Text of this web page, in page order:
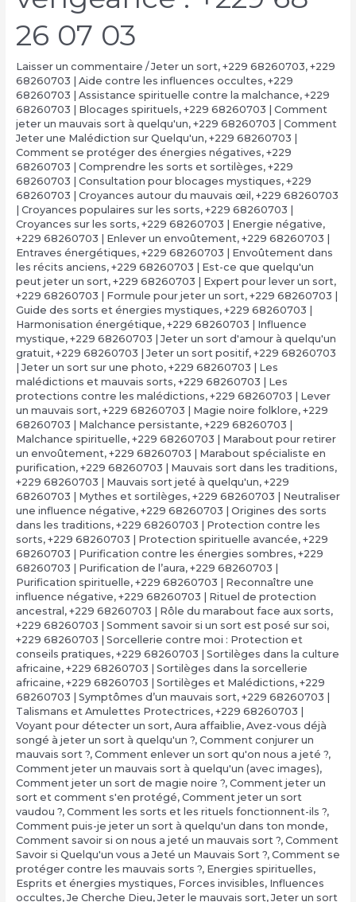
26 07 03
Laisser un commentaire /Jeter un sort, +229 68260703, +229
68260703 | Aide contre les influences occultes, +229
68260703 | Assistance spirituelle contre la malchance, +229
68260703 | Blocages spirituels, +229 68260703 | Comment
jeter un mauvais sort à quelqu'un, +229 68260703 | Comment
Jeter une Malédiction sur Quelqu'un, +229 68260703 |
Comment se protéger des énergies négatives, +229
68260703 | Comprendre les sorts et sortilèges, +229
68260703 | Consultation pour blocages mystiques, +229
68260703 | Croyances autour du mauvais œil , +229 68260703
| Croyances populaires sur les sorts, +229 68260703 |
Croyances sur les sorts, +229 68260703 | Energie négative,
+229 68260703 | Enlever un envoûtement, +229 68260703 |
Entraves énergétiques, +229 68260703 | Envoûtement dans
les récits anciens, +229 68260703 | Est-ce que quelqu'un
peut jeter un sort, +229 68260703 | Expert pour lever un sort,
+229 68260703 | Formule pour jeter un sort, +229 68260703 |
Guide des sorts et énergies mystiques, +229 68260703 |
Harmonisation énergétique, +229 68260703 | Influence
mystique, +229 68260703 | Jeter un sort d'amour à quelqu'un
gratuit, +229 68260703 | Jeter un sort positif, +229 68260703
| Jeter un sort sur une photo, +229 68260703 | Les
malédictions et mauvais sorts, +229 68260703 | Les
protections contre les malédictions, +229 68260703 | Lever
un mauvais sort, +229 68260703 | Magie noire folklore, +229
68260703 | Malchance persistante, +229 68260703 |
Malchance spirituelle, +229 68260703 | Marabout pour retirer
un envoûtement, +229 68260703 | Marabout spécialiste en
purification, +229 68260703 | Mauvais sort dans les traditions,
+229 68260703 | Mauvais sort jeté à quelqu'un, +229
68260703 | Mythes et sortilèges, +229 68260703 | Neutraliser
une influence négative, +229 68260703 | Origines des sorts
dans les traditions, +229 68260703 | Protection contre les
sorts, +229 68260703 | Protection spirituelle avancée, +229
68260703 | Purification contre les énergies sombres, +229
68260703 | Purification de l’aura, +229 68260703 |
Purification spirituelle, +229 68260703 | Reconnaître une
influence négative, +229 68260703 | Rituel de protection
ancestral , +229 68260703 | Rôle du marabout face aux sorts,
+229 68260703 | Somment savoir si un sort est posé sur soi,
+229 68260703 | Sorcellerie contre moi : Protection et
conseils pratiques, +229 68260703 | Sortilèges dans la culture
africaine, +229 68260703 | Sortilèges dans la sorcellerie
africaine, +229 68260703 | Sortilèges et Malédictions, +229
68260703 | Symptômes d’un mauvais sort, +229 68260703 |
Talismans et Amulettes Protectrices, +229 68260703 |
Voyant pour détecter un sort, Aura affaiblie, Avez-vous déjà
songé à jeter un sort à quelqu'un ?, Comment conjurer un
mauvais sort ?, Comment enlever un sort qu'on nous a jeté ?,
Comment jeter un mauvais sort à quelqu'un (avec images),
Comment jeter un sort de magie noire ?, Comment jeter un
sort et comment s'en protégé, Comment jeter un sort
vaudou ?, Comment les sorts et les rituels fonctionnent-ils ?,
Comment puis-je jeter un sort à quelqu'un dans ton monde,
Comment savoir si on nous a jeté un mauvais sort ?, Comment
Savoir si Quelqu'un vous a Jeté un Mauvais Sort ?, Comment se
protéger contre les mauvais sorts ?, Energies spirituelles,
Esprits et énergies mystiques, Forces invisibles, Influences
occultes, Je Cherche Dieu, Jeter le mauvais sort, Jeter un sort